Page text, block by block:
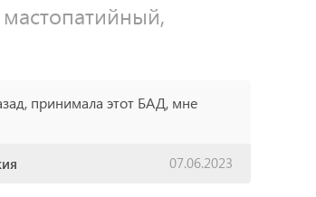
принимала этот БАД, мне
07.06.2023